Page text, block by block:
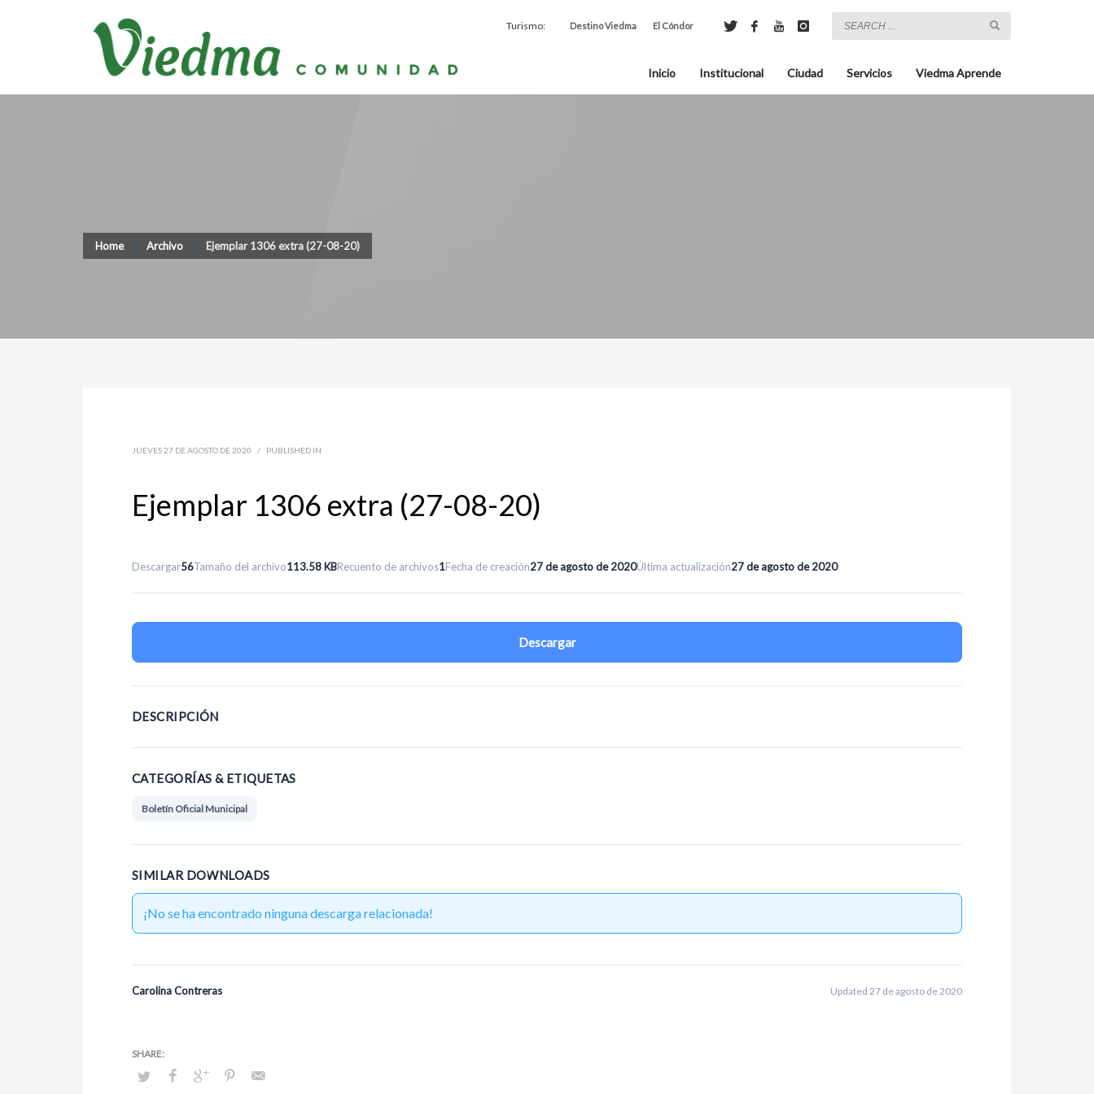
Turismo: Destino Viedma El Cóndor
Inicio Institucional Ciudad Servicios Viedma Aprende
Home Archivo Ejemplar 1306 extra (27-08-20)
JUEVES 27 DE AGOSTO DE 2020 / PUBLISHED IN
Ejemplar 1306 extra (27-08-20)
Descargar56Tamaño del archivo113.58 KBRecuento de archivos1Fecha de creación27 de agosto de 2020Última actualización27 de agosto de 2020
Descargar
DESCRIPCIÓN
CATEGORÍAS & ETIQUETAS
Boletín Oficial Municipal
SIMILAR DOWNLOADS
¡No se ha encontrado ninguna descarga relacionada!
Carolina Contreras Updated 27 de agosto de 2020